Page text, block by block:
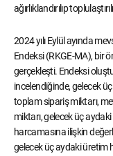
ağırlıklandırılıp
2024 yılı Eylül ayında
Endeksi (RKGE-MA), bir
gerçekleşti. Endeksi
incelendiğinde, gelecek
toplam sipariş miktarı,
miktarı, gelecek üç
harcamasına ilişkin
gelecek üç aydaki üretim